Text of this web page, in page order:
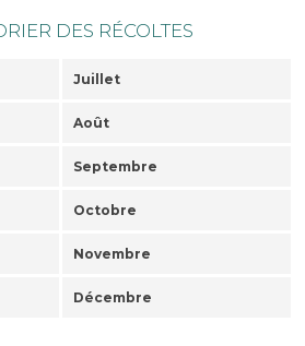
DES RÉCOLTES
Juillet
Août
Septembre
Octobre
Novembre
Décembre